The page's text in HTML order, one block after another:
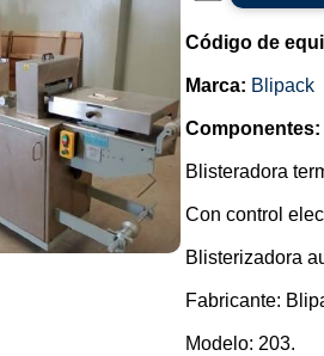
Código de
Marca: Blipack
Componentes:
Blisteradora
Con control
Blisterizadora
Fabricante:
Modelo: 203.